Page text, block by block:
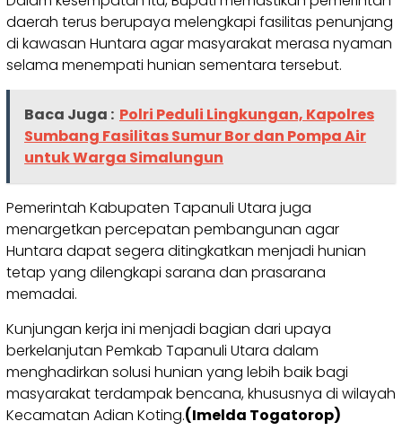
daerah terus berupaya melengkapi fasilitas penunjang
di kawasan Huntara agar masyarakat merasa nyaman
selama menempati hunian sementara tersebut.
Baca Juga : Polri Peduli Lingkungan, Kapolres
Sumbang Fasilitas Sumur Bor dan Pompa Air
untuk Warga Simalungun
Pemerintah Kabupaten Tapanuli Utara juga
menargetkan percepatan pembangunan agar
Huntara dapat segera ditingkatkan menjadi hunian
tetap yang dilengkapi sarana dan prasarana
memadai.
Kunjungan kerja ini menjadi bagian dari upaya
berkelanjutan Pemkab Tapanuli Utara dalam
menghadirkan solusi hunian yang lebih baik bagi
masyarakat terdampak bencana, khususnya di wilayah
Kecamatan Adian Koting.(Imelda Togatorop)